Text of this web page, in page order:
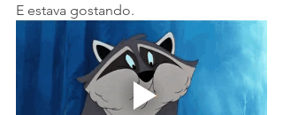
E estava gostando.